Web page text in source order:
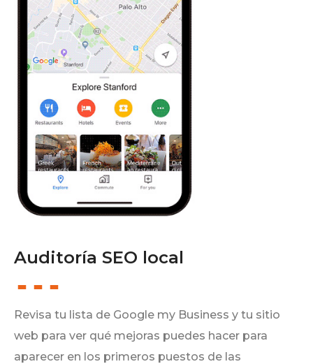
Auditoría SEO local
Revisa tu lista de Google my Business y tu sitio
web para ver qué mejoras puedes hacer para
aparecer en los primeros puestos de las